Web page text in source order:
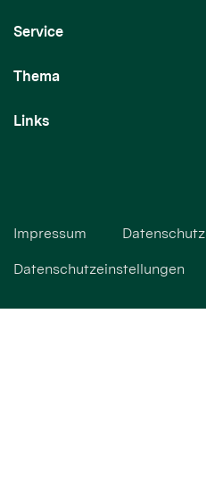
Service
Thema
Links
Impressum Datenschutz
Datenschutzeinstellungen